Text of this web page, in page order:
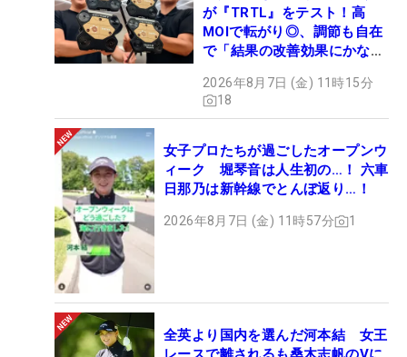
が『TRTL』をテスト！高
MOIで転がり◎、調節も自在
で「結果の改善効果にかなり
2026年8月7日 (金) 11時15分
18
女子プロたちが過ごしたオープンウ
ィーク 堀琴音は人生初の…！ 六車
日那乃は新幹線でとんぼ返り…！
2026年8月7日 (金) 11時57分 1
全英より国内を選んだ河本結 女王